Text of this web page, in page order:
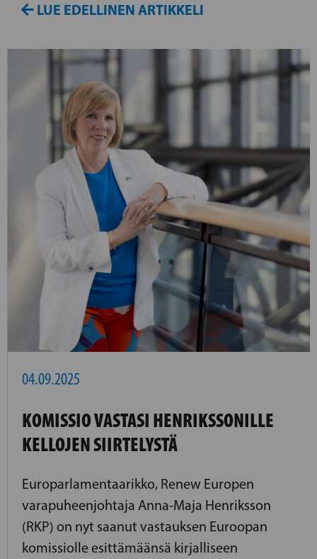
LUE EDELLINEN ARTIKKELI
04.09.2025
KOMISSIO VASTASI HENRIKSSONILLE
KELLOJEN SIIRTELYSTÄ
Europarlamentaarikko, Renew Europen
varapuheenjohtaja Anna-Maja Henriksson
(RKP) on nyt saanut vastauksen Euroopan
komissiolle esittämäänsä kirjalliseen